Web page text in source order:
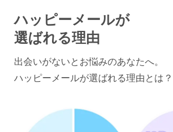
ハッピーメールが
選ばれる理由
出会いがないとお悩みのあなたへ。
ハッピーメールが選ばれる理由とは？